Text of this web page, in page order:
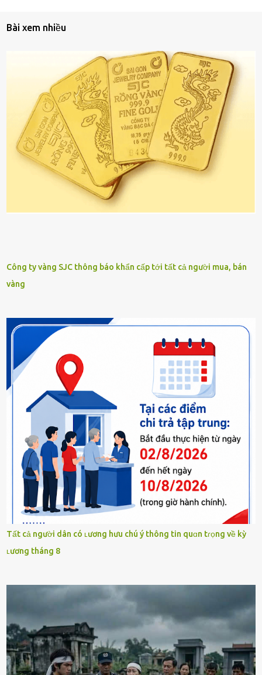
Bài xem nhiều
Công ty vàng SJC thông báo khẩn cấp tới tất cả người mua, bán
vàng
Tất cả người dân có ʟương hưu chú ý thông tin quɑn tɾọng về kỳ
ʟương tháng 8